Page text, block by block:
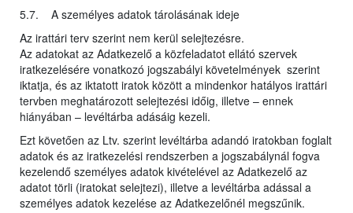
5.7. A személyes adatok tárolásának ideje
Az irattári terv szerint nem kerül selejtezésre.
Az adatokat az Adatkezelő a közfeladatot ellátó szervek
iratkezelésére vonatkozó jogszabályi követelmények szerint
iktatja, és az iktatott iratok között a mindenkor hatályos irattári
tervben meghatározott selejtezési időig, illetve – ennek
hiányában – levéltárba adásáig kezeli.
Ezt követően az Ltv. szerint levéltárba adandó iratokban foglalt
adatok és az iratkezelési rendszerben a jogszabálynál fogva
kezelendő személyes adatok kivételével az Adatkezelő az
adatot törli (iratokat selejtezi), illetve a levéltárba adással a
személyes adatok kezelése az Adatkezelőnél megszűnik.